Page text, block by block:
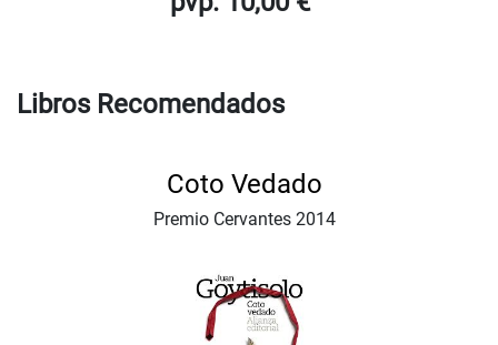
Libros Recomendados
Coto Vedado
Premio Cervantes 2014